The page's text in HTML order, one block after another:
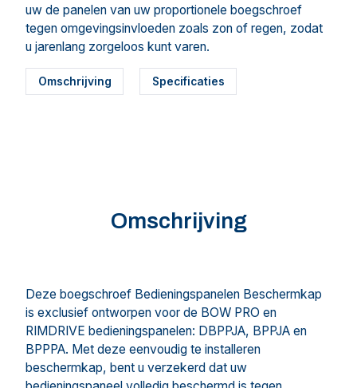
uw de panelen van uw proportionele boegschroef
tegen omgevingsinvloeden zoals zon of regen, zodat
u jarenlang zorgeloos kunt varen.
Omschrijving Specificaties
Omschrijving
Deze boegschroef Bedieningspanelen Beschermkap
is exclusief ontworpen voor de BOW PRO en
RIMDRIVE bedieningspanelen: DBPPJA, BPPJA en
BPPPA. Met deze eenvoudig te installeren
beschermkap, bent u verzekerd dat uw